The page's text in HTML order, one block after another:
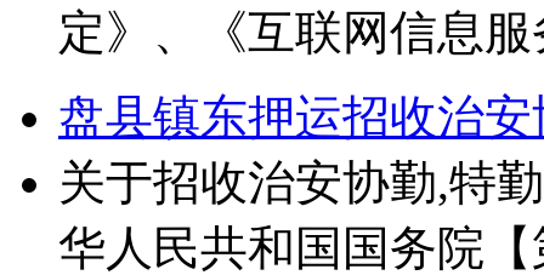
定》、《互联网信息
盘县镇东押运招收治
关于招收治安协勤,特
华人民共和国国务院